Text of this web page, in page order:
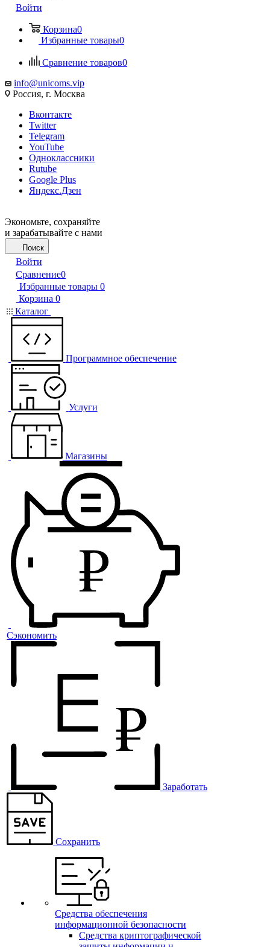
Войти
Корзина0
Избранные товары0
Сравнение товаров0
info@unicoms.vip
Россия, г. Москва
Вконтакте
Twitter
Telegram
YouTube
Одноклассники
Rutube
Google Plus
Яндекс.Дзен
Экономьте, сохраняйте
и зарабатывайте с нами
Поиск
Войти
Сравнение0
Избранные товары 0
Корзина 0
Каталог
Программное обеспечение
Услуги
Магазины
Сэкономить
Заработать
Сохранить
Средства обеспечения
информационной безопасности
Средства криптографической